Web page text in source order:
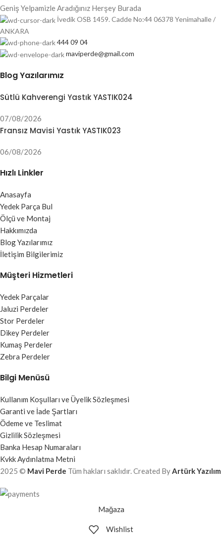
Geniş Yelpamizle Aradığınız Herşey Burada
İvedik OSB 1459. Cadde No:44 06378 Yenimahalle /
ANKARA
444 09 04
maviperde@gmail.com
Blog Yazılarımız
Sütlü Kahverengi Yastık YASTIK024
07/08/2026
Fransız Mavisi Yastık YASTIK023
06/08/2026
Hızlı Linkler
Anasayfa
Yedek Parça Bul
Ölçü ve Montaj
Hakkımızda
Blog Yazılarımız
İletişim Bilgilerimiz
Müşteri Hizmetleri
Yedek Parçalar
Jaluzi Perdeler
Stor Perdeler
Dikey Perdeler
Kumaş Perdeler
Zebra Perdeler
Bilgi Menüsü
Kullanım Koşulları ve Üyelik Sözleşmesi
Garanti ve İade Şartları
Ödeme ve Teslimat
Gizlilik Sözleşmesi
Banka Hesap Numaraları
Kvkk Aydınlatma Metni
2025 © Mavi Perde Tüm hakları saklıdır. Created By Artürk Yazılım
Mağaza
Wishlist